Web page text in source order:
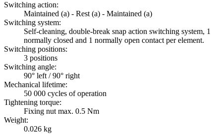
Switching action:
Maintained (a) - Rest (a) - Maintained (a)
Switching system:
Self-cleaning, double-break snap action switching system, 1
normally closed and 1 normally open contact per element.
Switching positions:
3 positions
Switching angle:
90° left / 90° right
Mechanical lifetime:
50 000 cycles of operation
Tightening torque:
Fixing nut max. 0.5 Nm
Weight:
0.026 kg